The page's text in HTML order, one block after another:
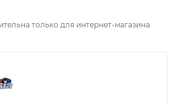
только для интернет-магазина